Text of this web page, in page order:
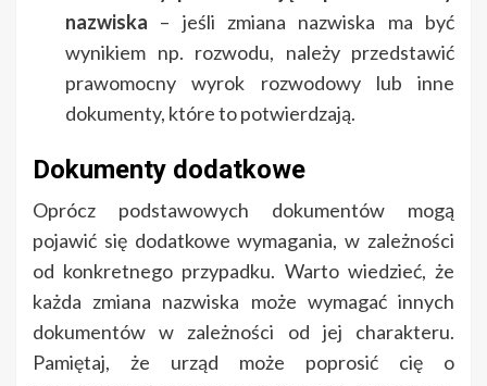
nazwiska – jeśli zmiana nazwiska ma być
wynikiem np. rozwodu, należy przedstawić
prawomocny wyrok rozwodowy lub inne
dokumenty, które to potwierdzają.
Dokumenty dodatkowe
Oprócz podstawowych dokumentów mogą
pojawić się dodatkowe wymagania, w zależności
od konkretnego przypadku. Warto wiedzieć, że
każda zmiana nazwiska może wymagać innych
dokumentów w zależności od jej charakteru.
Pamiętaj, że urząd może poprosić cię o